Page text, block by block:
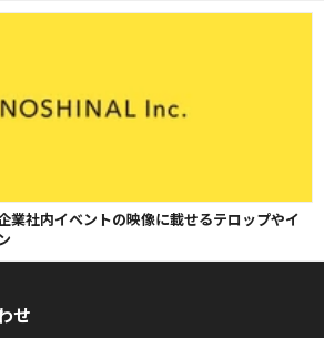
業社内イベントの映像に載せるテロップやイ
せ